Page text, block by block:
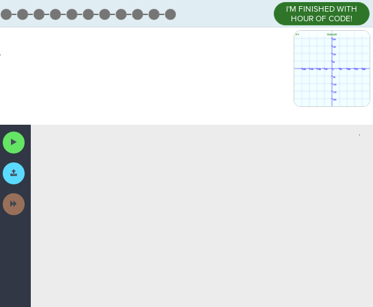
I'M FINISHED WITH
HOUR OF CODE!
Run
Code
Submit
Work
Next
Activity
,